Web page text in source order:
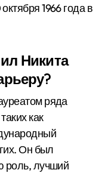
1966 года в
Никита
ряда
как
Он был
роль, лучший